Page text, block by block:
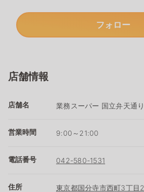
フォロー
店舗情報
店舗名 業務スーパー 国立弁天通
営業時間 9:00～21:00
電話番号 042-580-1531
住所 東京都国分寺市西町3丁目